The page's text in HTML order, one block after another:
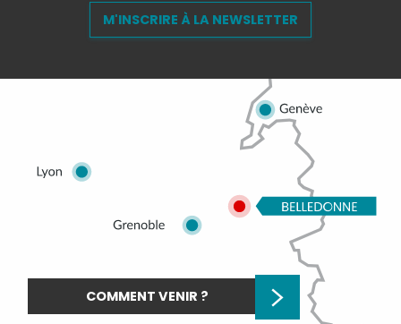
M'INSCRIRE À LA NEWSLETTER
COMMENT VENIR ?